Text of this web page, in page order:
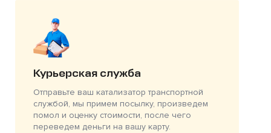
Курьерская служба
Отправьте ваш катализатор транспортной
службой, мы примем посылку, произведем
помол и оценку стоимости, после чего
переведем деньги на вашу карту.